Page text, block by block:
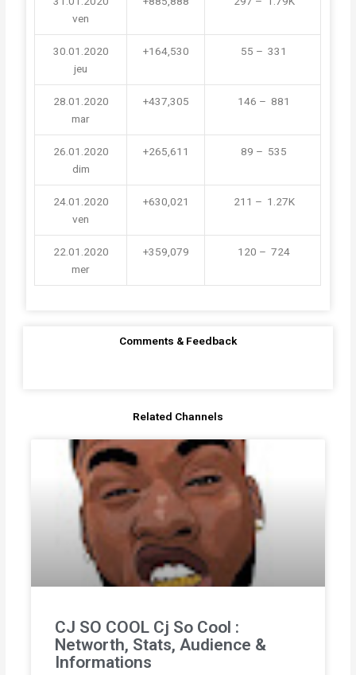
ven
30.01.2020
jeu
+164,530  55 –  331
28.01.2020
mar
+437,305  146 –  881
26.01.2020
dim
+265,611  89 –  535
24.01.2020
ven
+630,021  211 –  1.27K
22.01.2020
mer
+359,079  120 –  724
Comments & Feedback
Related Channels
CJ SO COOL Cj So Cool :
Networth, Stats, Audience &
Informations